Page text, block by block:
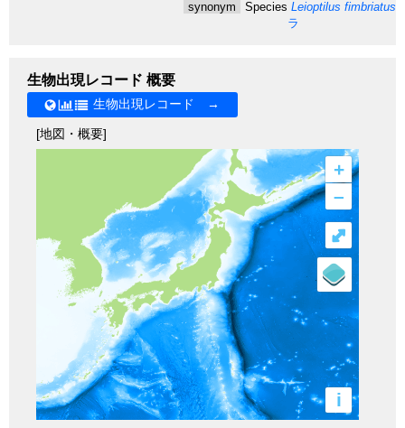
synonym Species Leioptilus fimbriatus
ラ
生物出現レコード 概要
生物出現レコード →
[地図・概要]
+
–
i
⤢